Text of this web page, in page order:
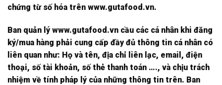
chứng từ số hóa trên www.gutafood.vn.
Ban quản lý www.gutafood.vn cầu các cá nhân khi đăng
ký/mua hàng phải cung cấp đầy đủ thông tin cá nhân có
liên quan như: Họ và tên, địa chỉ liên lạc, email, điện
thoại, số tài khoản, số thẻ thanh toán …., và chịu trách
nhiệm về tính pháp lý của những thông tin trên. Ban